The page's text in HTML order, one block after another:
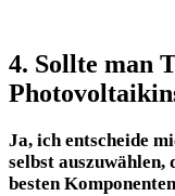
4. Sollte man
Ja, ich entscheide
selbst auszuwählen,
besten